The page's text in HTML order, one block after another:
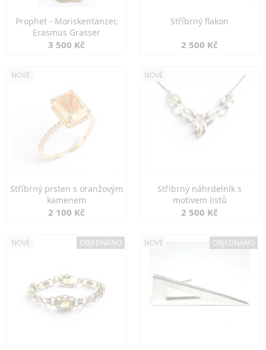
Prophet - Moriskentänzer,
Erasmus Grasser
3 500 Kč
Stříbrný flakon
2 500 Kč
NOVÉ
Stříbrný prsten s oranžovým
kamenem
2 100 Kč
NOVÉ
Stříbrný náhrdelník s
motivem listů
2 500 Kč
NOVÉ OBJEDNÁNO NOVÉ OBJEDNÁNO